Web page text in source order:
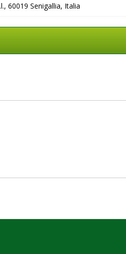
60019 Senigallia, Italia